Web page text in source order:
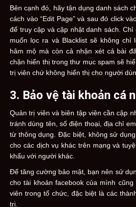
Bên cạnh đó, hãy tận dụng danh sách
cách vào “Edit Page” và sau đó click
để truy cập và cập nhật danh sách.
muốn lọc ra và Blacklist sẽ không chỉ
hâm mộ mà còn cả nhận xét cả bài
chặn hiển thị trong thư mục spam sẽ
trị viên chứ không hiển thị cho người
3. Bảo vệ tài khoản cá
Quản trị viên và biên tập viên cần cập
tránh dùng tên, số điện thoại, địa chỉ
từ thông dụng. Đặc biệt, không sử
cho các dịch vụ khác trên mạng và
khẩu với người khác.
Để tăng cường bảo mật, bạn nên sử
cho tài khoản facebook của mình
viên trong tổ chức, đặc biệt là các
trị.